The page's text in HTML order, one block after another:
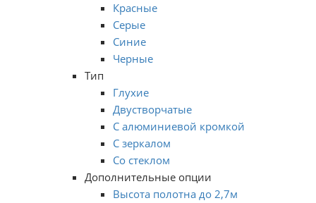
Красные
Серые
Синие
Черные
Тип
Глухие
Двустворчатые
С алюминиевой кромкой
С зеркалом
Со стеклом
Дополнительные опции
Высота полотна до 2,7м